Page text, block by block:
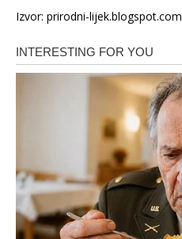
Izvor: prirodni-lijek.blogspot.com